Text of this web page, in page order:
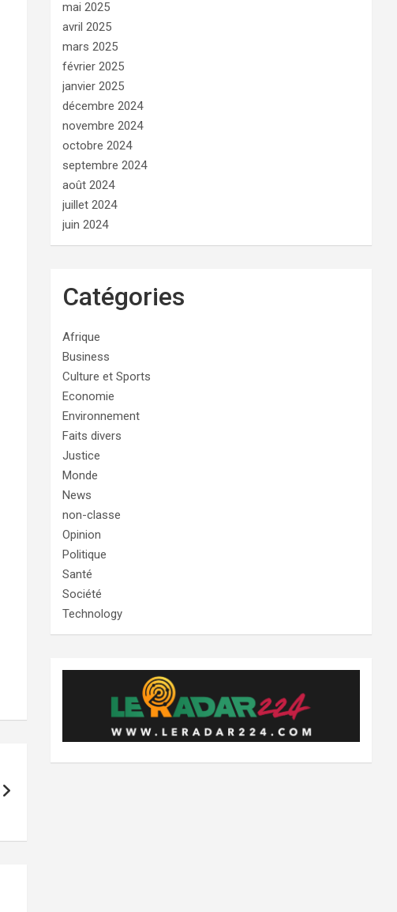
mai 2025
avril 2025
mars 2025
février 2025
janvier 2025
décembre 2024
novembre 2024
octobre 2024
septembre 2024
août 2024
juillet 2024
juin 2024
Catégories
Afrique
Business
Culture et Sports
Economie
Environnement
Faits divers
Justice
Monde
News
non-classe
Opinion
Politique
Santé
Société
Technology